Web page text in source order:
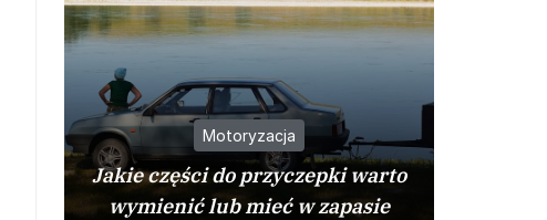
Motoryzacja
Jakie części do przyczepki warto
wymienić lub mieć w zapasie